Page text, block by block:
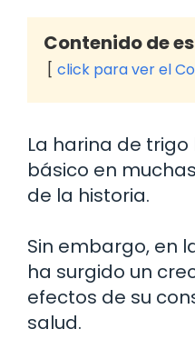
Contenido de
click para ver el
La harina de
básico en
de la historia.
Sin embargo, en
ha surgido un
efectos de su
salud.